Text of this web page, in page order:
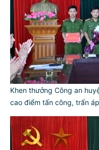
Khen thưởng Công an
cao điểm tấn công, trấn